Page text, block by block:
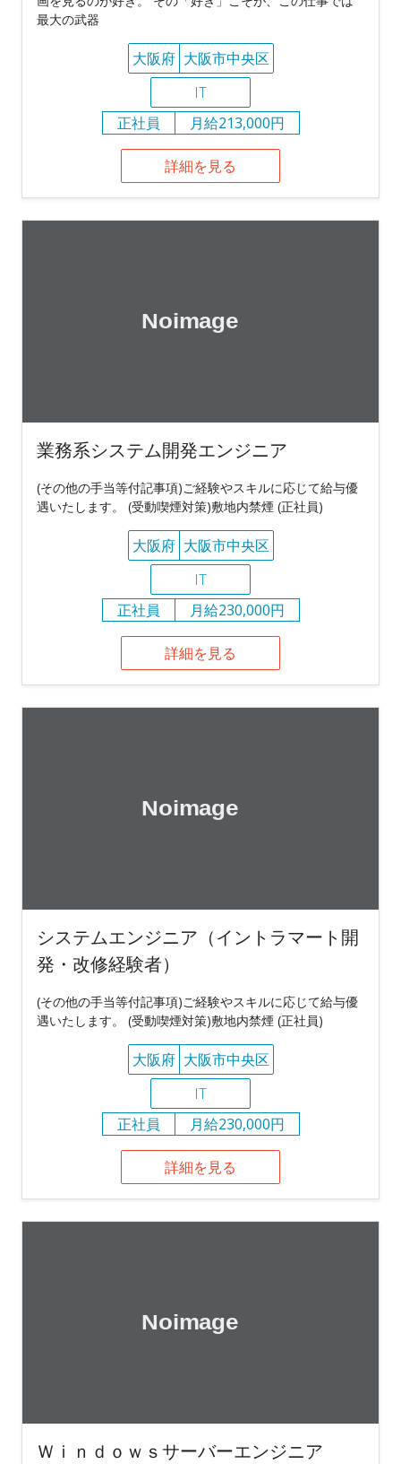
最大の武器
大阪府 大阪市中央区
IT
正社員
月給213,000円
詳細を見る
業務系システム開発エンジニア
(その他の手当等付記事項)ご経験やスキルに応じて給与優
遇いたします。 (受動喫煙対策)敷地内禁煙 (正社員)
大阪府 大阪市中央区
IT
正社員
月給230,000円
詳細を見る
システムエンジニア（イントラマート開
発・改修経験者）
(その他の手当等付記事項)ご経験やスキルに応じて給与優
遇いたします。 (受動喫煙対策)敷地内禁煙 (正社員)
大阪府 大阪市中央区
IT
正社員
月給230,000円
詳細を見る
Ｗｉｎｄｏｗｓサーバーエンジニア